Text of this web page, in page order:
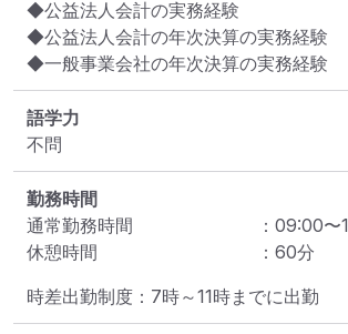
◆公益法人会計の実務経験
◆公益法人会計の年次決算の実務経験
◆一般事業会社の年次決算の実務経験
語学力
不問
勤務時間
通常勤務時間
： 09:00〜
休憩時間
： 60分
時差出勤制度：7時～11時までに出勤